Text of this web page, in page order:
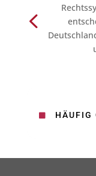
 HÄUFIG